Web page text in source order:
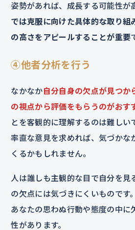
姿勢があれば、成長する可能性が
では克服に向けた具体的な取り組
の高さをアピールすることが重要
④他者分析を行う
なかなか自分自身の欠点が見つか
の視点から評価をもらうのがおす
とを客観的に理解するのは難しい
率直な意見を求めれば、気づかな
くるかもしれません。
人は誰しも主観的な目で自分を見
の欠点には気づきにくいものです
あなたの思わぬ行動や態度の中に
性があります。